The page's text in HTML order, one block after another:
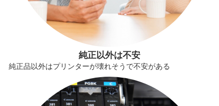
純正以外は不安
純正品以外はプリンターが壊れそうで不安がある